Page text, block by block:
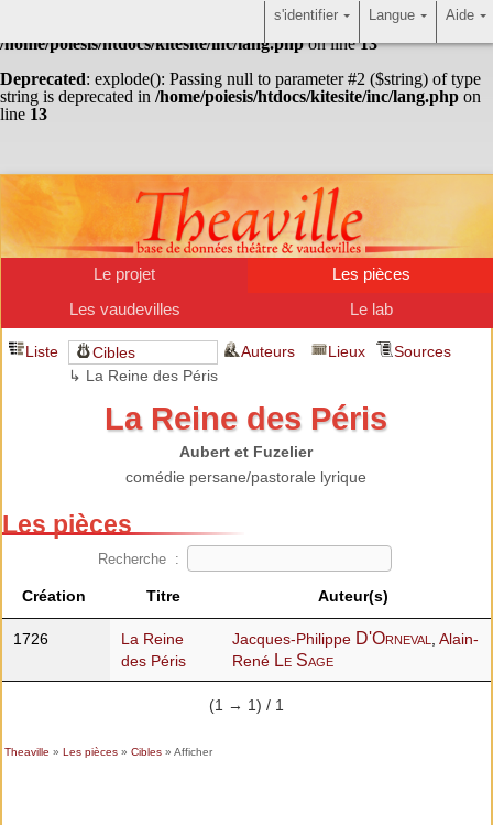
: Undefined array key "HTTP_ACCEPT_LANGUAGE" in
/home/poiesis/htdocs/kitesite/inc/lang.phpon line13
Deprecated: explode(): Passing null to parameter #2 ($string) of type
string is deprecated in /home/poiesis/htdocs/kitesite/inc/lang.php on
line 13
Le projet
Les pièces
Les vaudevilles
Le lab
Liste
Cibles
↳ La Reine des Péris
Auteurs Lieux Sources
La Reine des Péris
Aubert et Fuzelier
comédie persane/pastorale lyrique
Les pièces
Recherche :
Création Titre Auteur(s)
1726
La Reine
des Péris
Jacques-Philippe D'Orneval , Alain-
René Le Sage
(1 → 1) / 1
Theaville » Les pièces» Cibles» Afficher
Aide
Langue
s'identifier